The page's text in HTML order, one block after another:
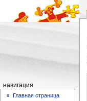
навигация
Главная страница